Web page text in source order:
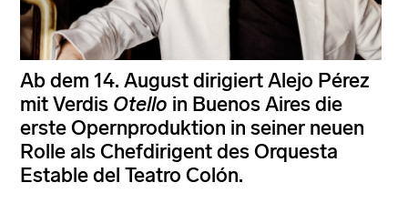
Ab dem 14. August dirigiert Alejo Pérez
mit Verdis Otello in Buenos Aires die
erste Opernproduktion in seiner neuen
Rolle als Chefdirigent des Orquesta
Estable del Teatro Colón.